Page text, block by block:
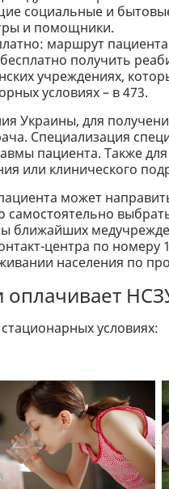
социальные и
и помощники.
маршрут пациента
получить
учреждениях,
условиях – в 473.
Украины, для
Специализация
пациента. Также
или клинического
может
ближайших
центра по
населения по
оплачивает
условиях: